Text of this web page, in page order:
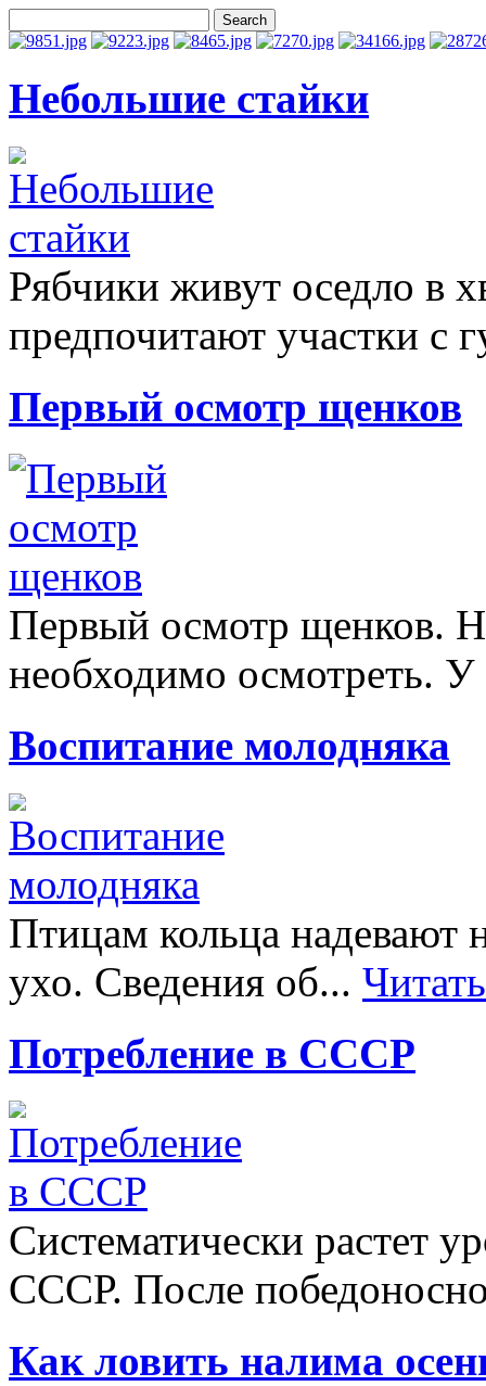
Небольшие стайки
Рябчики живут оседло в
предпочитают участки с
Первый осмотр щенков
Первый осмотр щенков.
необходимо осмотреть.
Воспитание молодняка
Птицам кольца надевают
ухо. Сведения об...
Потребление в СССР
Систематически растет
СССР. После
Как ловить налима